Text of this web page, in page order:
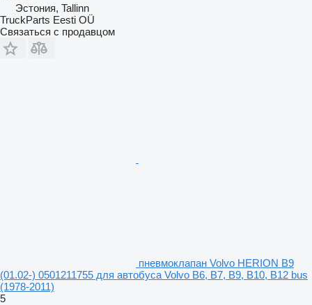
Эстония, Tallinn
TruckParts Eesti OÜ
Связаться с продавцом
пневмоклапан Volvo HERION B9
(01.02-) 0501211755 для автобуса Volvo B6, B7, B9, B10, B12 bus
(1978-2011)
5